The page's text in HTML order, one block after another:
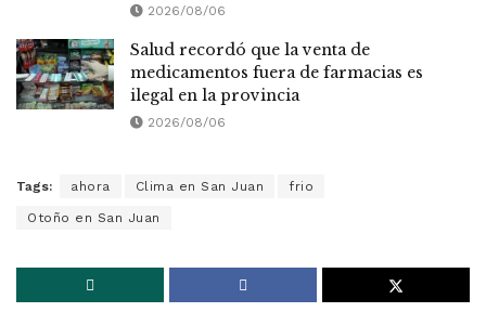
2026/08/06
Salud recordó que la venta de
medicamentos fuera de farmacias es
ilegal en la provincia
2026/08/06
Tags: ahora Clima en San Juan frio
Otoño en San Juan